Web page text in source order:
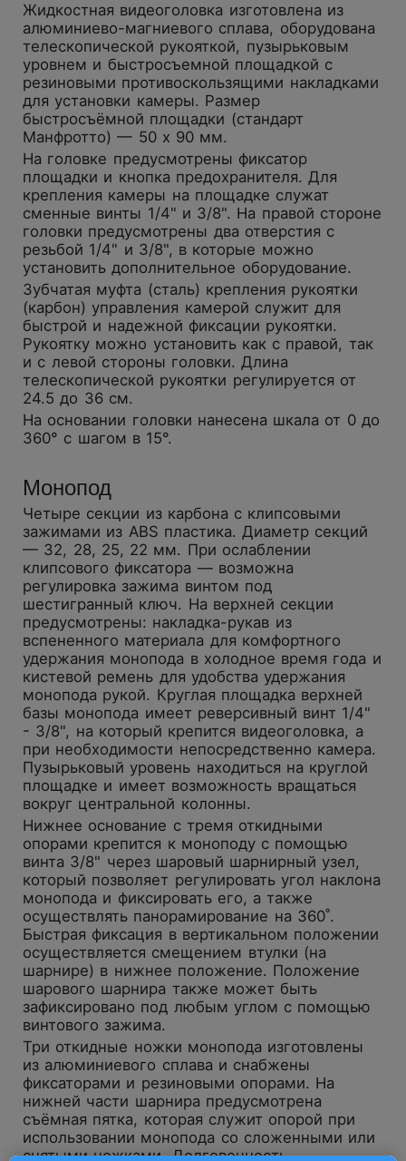
Жидкостная видеоголовка изготовлена из
алюминиево-магниевого сплава, оборудована
телескопической рукояткой, пузырьковым
уровнем и быстросъемной площадкой с
резиновыми противоскользящими накладками
для установки камеры. Размер
быстросъёмной площадки (стандарт
Манфротто) — 50 х 90 мм.
На головке предусмотрены фиксатор
площадки и кнопка предохранителя. Для
крепления камеры на площадке служат
сменные винты 1/4" и 3/8". На правой стороне
головки предусмотрены два отверстия с
резьбой 1/4" и 3/8", в которые можно
установить дополнительное оборудование.
Зубчатая муфта (сталь) крепления рукоятки
(карбон) управления камерой служит для
быстрой и надежной фиксации рукоятки.
Рукоятку можно установить как с правой, так
и с левой стороны головки. Длина
телескопической рукоятки регулируется от
24.5 до 36 см.
На основании головки нанесена шкала от 0 до
360° с шагом в 15°.
Монопод
Четыре секции из карбона с клипсовыми
зажимами из ABS пластика. Диаметр секций
— 32, 28, 25, 22 мм. При ослаблении
клипсового фиксатора — возможна
регулировка зажима винтом под
шестигранный ключ. На верхней секции
предусмотрены: накладка-рукав из
вспененного материала для комфортного
удержания монопода в холодное время года и
кистевой ремень для удобства удержания
монопода рукой. Круглая площадка верхней
базы монопода имеет реверсивный винт 1/4"
- 3/8", на который крепится видеоголовка, а
при необходимости непосредственно камера.
Пузырьковый уровень находиться на круглой
площадке и имеет возможность вращаться
вокруг центральной колонны.
Нижнее основание с тремя откидными
опорами крепится к моноподу с помощью
винта 3/8" через шаровый шарнирный узел,
который позволяет регулировать угол наклона
монопода и фиксировать его, а также
осуществлять панорамирование на 360˚.
Быстрая фиксация в вертикальном положении
осуществляется смещением втулки (на
шарнире) в нижнее положение. Положение
шарового шарнира также может быть
зафиксировано под любым углом с помощью
винтового зажима.
Три откидные ножки монопода изготовлены
из алюминиевого сплава и снабжены
фиксаторами и резиновыми опорами. На
нижней части шарнира предусмотрена
съёмная пятка, которая служит опорой при
использовании монопода со сложенными или
снятыми ножками. Долговечность